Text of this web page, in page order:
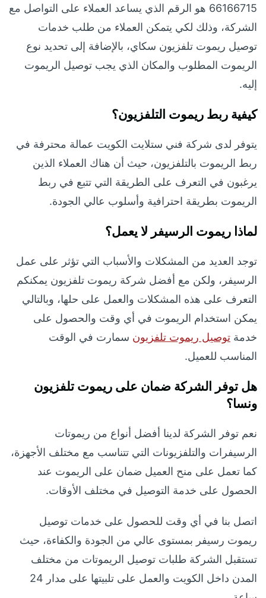
66166715 هو الرقم الذي يساعد العملاء على التواصل مع
الشركة، وذلك لكي يتمكن العملاء من طلب خدمات
توصيل ريموت تلفزيون سكاي، بالإضافة إلى تحديد نوع
الريموت المطلوب والمكان الذي يجب توصيل الريموت
إليه.
كيفية ربط ريموت التلفزيون؟
يتوفر لدى شركة فني ستلايت الكويت عمالة محترفة في
ربط الريموت بالتلفزيون، حيث أن هناك العملاء الذين
يرغبون في التعرف على الطريقة التي تتبع في ربط
الريموت بطريقة احترافية وأسلوب عالي الجودة.
لماذا ريموت الرسيفر لا يعمل؟
توجد العديد من المشكلات والأسباب التي تؤثر على عمل
الرسيفر، ولكن مع أفضل شركة ريموت تلفزيون يمكنكم
التعرف على هذه المشكلات والعمل على حلها، وبالتالي
يمكن استخدام الريموت في أي وقت والحصول على
خدمة توصيل ريموت تلفزيون سمارت في الوقت
المناسب للعميل.
هل توفر الشركة ضمان على ريموت تلفزيون
ونسا؟
نعم توفر الشركة لدينا أفضل أنواع من ريموتات
الرسيفرات والتلفزيونات التي تتناسب مع مختلف الأجهزة،
كما تعمل على منح العميل ضمان على الريموت عند
الحصول على خدمة التوصيل في مختلف الأوقات.
اتصل بنا في أي وقت للحصول على خدمات توصيل
ريموت رسيفر بمستوى عالي من الجودة والكفاءة، حيث
تستقبل الشركة طلبات توصيل الريموتات من مختلف
المدن داخل الكويت والعمل على تلبيتها على مدار 24